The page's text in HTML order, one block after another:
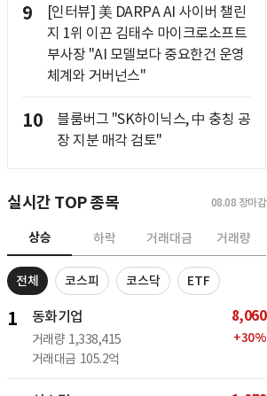
9
[인터뷰] 美 DARPA AI 사이버 챌린
지 1위 이끈 김태수 마이크로소프트
부사장 "AI 모델보다 중요한건 운영
체계와 거버넌스"
10
블룸버그 "SK하이닉스, 中 충칭 공
장 지분 매각 검토"
실시간 TOP 종목 08.08 장마감
상승 하락 거래대금 거래량
전체 코스피 코스닥 ETF
1 동화기업
거래량 1,338,415
거래대금 105.2억
8,060
+30%